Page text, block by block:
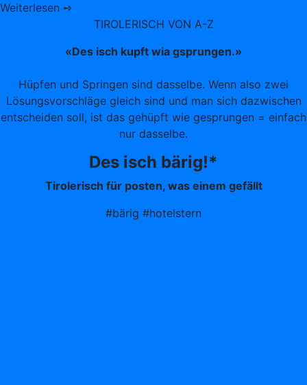
Weiterlesen ➺
TIROLERISCH VON A-Z
«Des isch kupft wia gsprungen.»
Hüpfen und Springen sind dasselbe. Wenn also zwei
Lösungsvorschläge gleich sind und man sich dazwischen
entscheiden soll, ist das gehüpft wie gesprungen = einfach
nur dasselbe.
Des isch bärig!*
Tirolerisch für posten, was einem gefällt
#bärig #hotelstern